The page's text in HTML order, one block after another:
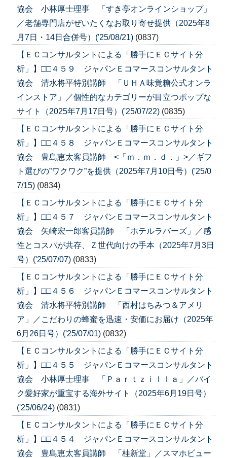
協会 小林厚士理事 「すき亭オンラインショップ」
／老舗専門店がぜいたくなお取り寄せ提供（2025年8
月7日・14日合併号）('25/08/21) (0837)
【ＥＣコンサルタントによる「勝手にＥＣサイト分
析」】□□４５９ ジャパンＥコマースコンサルタント
協会 清水将平特別講師 「ＵＨＡ味覚糖公式オンラ
インストア」／個性的なカテゴリーが目立つポップな
サイト（2025年7月17日号）('25/07/22) (0835)
【ＥＣコンサルタントによる「勝手にＥＣサイト分
析」】□□４５８ ジャパンＥコマースコンサルタント
協会 豊島恵太客員講師 <「ｍ．ｍ．ｄ．」>／ギフ
ト選びの”ワクワク”を提供（2025年7月10日号）('25/0
7/15) (0834)
【ＥＣコンサルタントによる「勝手にＥＣサイト分
析」】□□４５７ ジャパンＥコマースコンサルタント
協会 矢崎宏一郎客員講師 「ホテルラバーズ」／感
性とコスパが共存、Ｚ世代向けの手本（2025年7月3日
号）('25/07/07) (0833)
【ＥＣコンサルタントによる「勝手にＥＣサイト分
析」】□□４５６ ジャパンＥコマースコンサルタント
協会 清水将平特別講師 「西村はちみつ＆アメリ
ア」／こだわりの蜂蜜を迅速・安価にお届け（2025年
6月26日号）('25/07/01) (0832)
【ＥＣコンサルタントによる「勝手にＥＣサイト分
析」】□□４５５ ジャパンＥコマースコンサルタント
協会 小林厚士理事 「Ｐａｒｔｚｉｌｌａ」／バイ
ク愛好家が重宝する海外サイト（2025年6月19日号）
('25/06/24) (0831)
【ＥＣコンサルタントによる「勝手にＥＣサイト分
析」】□□４５４ ジャパンＥコマースコンサルタント
協会 豊島恵太客員講師 「桂新堂」／スマホビュー